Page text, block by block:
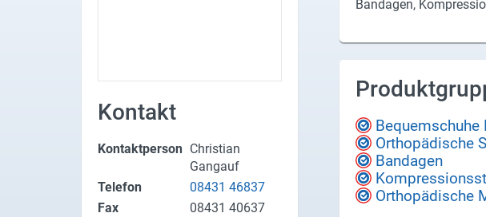
Kontakt
Kontaktperson Christian
Gangauf
Telefon
08431 46837
Fax
08431 40637
Ban­da­gen,
Bequemschuhe
Orthopädische
Bandagen
Orthopädische